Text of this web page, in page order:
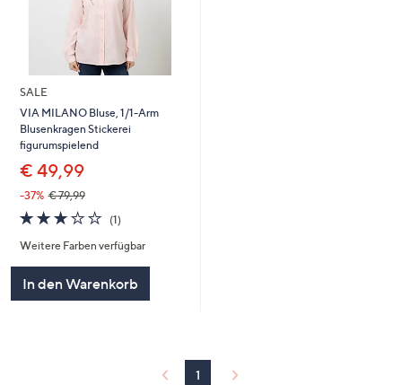
SALE
VIA MILANO Bluse, 1/1-Arm
Blusenkragen Stickerei
figurumspielend
€ 49,99
-37% € 79,99
3.0
von
5
(1)1
Weitere Farben verfügbar
In den Warenkorb
1